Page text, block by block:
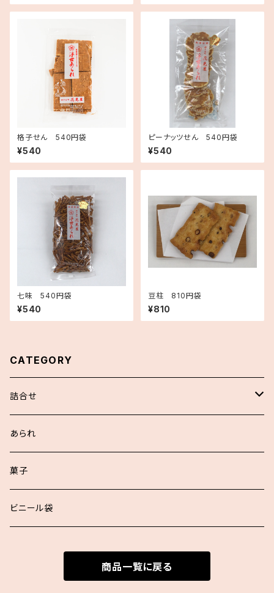
格子せん 540円袋
¥540
ピーナッツせん 540円袋
¥540
七味 540円袋
¥540
豆柱 810円袋
¥810
CATEGORY
詰合せ
浮世あられ詰合せ
お好詰合せ
袋入詰合せ
あられ
菓子
ビニール袋
商品一覧に戻る